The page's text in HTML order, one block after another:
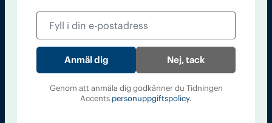
Tidningen Accent, A4, Bondegatan 21, 116 33 Stockholm
accent@iogt.se
Chefredaktör och ansvarig utgivare: Barbro Janson Lundkvist,
barbro@a4.se.
Nej, tack
Genom att anmäla dig godkänner du Tidningen
Accents personuppgiftspolicy.